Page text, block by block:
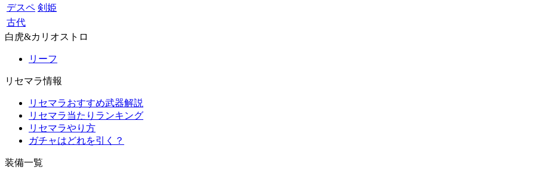
デスペ 剣姫
古代
白虎&カリオストロ
リーフ
リセマラ情報
リセマラおすすめ武器解説
リセマラ当たりランキング
リセマラやり方
ガチャはどれを引く？
装備一覧